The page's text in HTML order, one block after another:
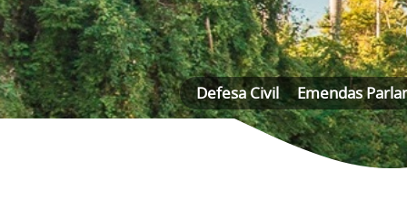
Defesa Civil Emendas